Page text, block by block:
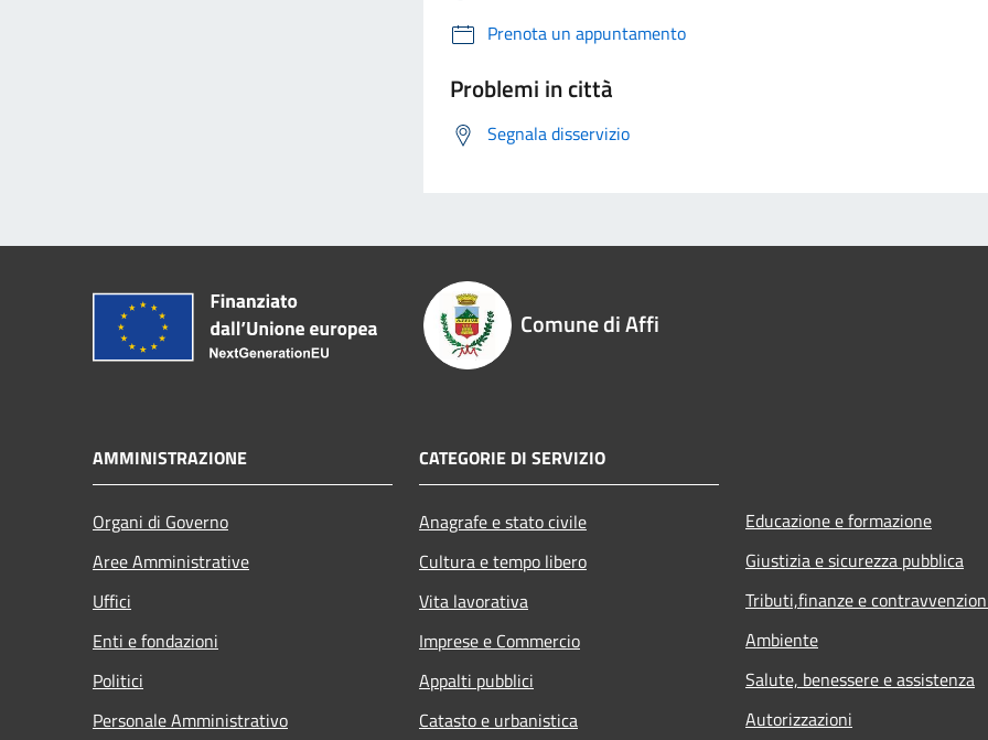
Prenota un appuntamento
Problemi in città
Segnala disservizio
Comune di Affi
AMMINISTRAZIONE
Organi di Governo
Aree Amministrative
Uffici
Enti e fondazioni
Politici
Personale Amministrativo
CATEGORIE DI SERVIZIO
Anagrafe e stato civile
Cultura e tempo libero
Vita lavorativa
Imprese e Commercio
Appalti pubblici
Catasto e urbanistica
Educazione e formazione
Giustizia e sicurezza pubblica
Tributi,finanze e
Ambiente
Salute, benessere e assistenza
Autorizzazioni